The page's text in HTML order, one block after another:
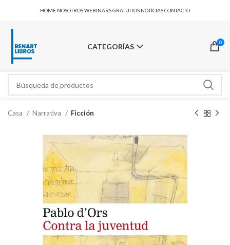
HOME NOSOTROSWEBINARS GRATUITOS NOTÍCIASCONTACTO
CATEGORÍAS 0
Casa Narrativa Ficción